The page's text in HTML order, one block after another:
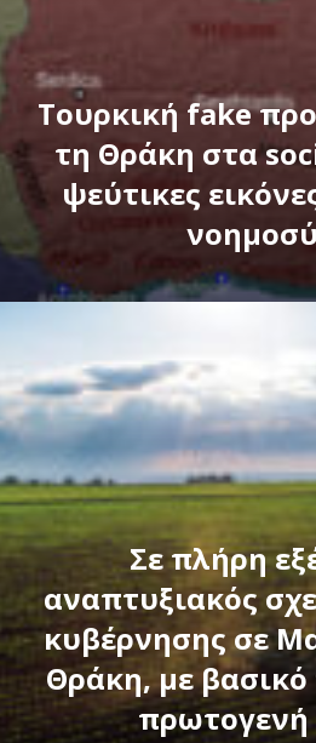
Τουρκική fake
τη Θράκη στα
ψεύτικες
Σε πλήρη
αναπτυξιακός
κυβέρνησης σε
Θράκη, με
πρωτογενή